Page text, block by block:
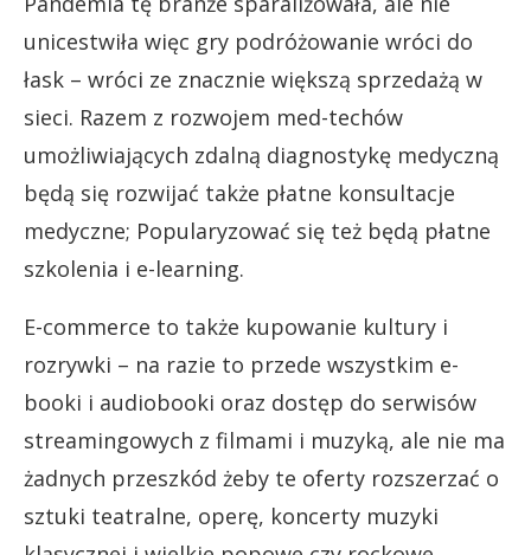
unicestwiła więc gry podróżowanie wróci do
łask – wróci ze znacznie większą sprzedażą w
sieci. Razem z rozwojem med-techów
umożliwiających zdalną diagnostykę medyczną
będą się rozwijać także płatne konsultacje
medyczne; Popularyzować się też będą płatne
szkolenia i e-learning.
E-commerce to także kupowanie kultury i
rozrywki – na razie to przede wszystkim e-
booki i audiobooki oraz dostęp do serwisów
streamingowych z filmami i muzyką, ale nie ma
żadnych przeszkód żeby te oferty rozszerzać o
sztuki teatralne, operę, koncerty muzyki